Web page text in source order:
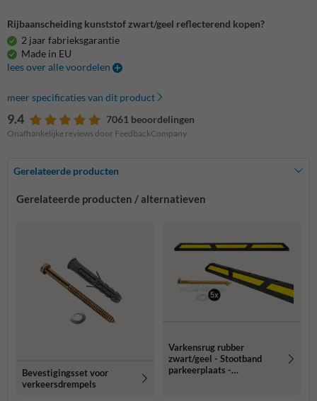
Rijbaanscheiding kunststof zwart/geel reflecterend kopen?
2 jaar fabrieksgarantie
Made in EU
lees over alle voordelen
meer specificaties van dit product
9.4 7061 beoordelingen
Onafhankelijke reviews door FeedbackCompany
Gerelateerde producten
Gerelateerde producten / alternatieven
Bevestigingsset voor
verkeersdrempels
Varkensrug rubber
zwart/geel - Stootband
parkeerplaats -